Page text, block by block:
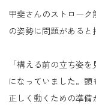
甲斐さんのストロー
の姿勢に問題があると
「構える前の立ち姿
になっていました。
正しく動くための準